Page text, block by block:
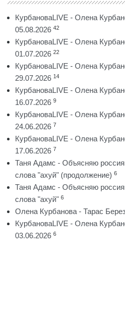
КурбановаLIVE - Олена
05.08.2026 42
КурбановаLIVE - Олена
01.07.2026 22
КурбановаLIVE - Олена
29.07.2026 14
КурбановаLIVE - Олена
16.07.2026 9
КурбановаLIVE - Олена
24.06.2026 7
КурбановаLIVE - Олена
17.06.2026 7
Таня Адамс - Объясняю
слова "ахуй" (продолжение) 6
Таня Адамс - Объясняю
слова "ахуй" 6
Олена Курбанова - Тарас
КурбановаLIVE - Олена
03.06.2026 6